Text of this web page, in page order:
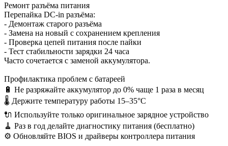
Ремонт разъёма питания
Перепайка DC-in разъёма:
- Демонтаж старого разъёма
- Замена на новый с сохранением крепления
- Проверка цепей питания после пайки
- Тест стабильности зарядки 24 часа
Часто сочетается с заменой аккумулятора.
Профилактика проблем с батареей
🔋 Не разряжайте аккумулятор до 0% чаще 1 раза в месяц
🌡️ Держите температуру работы 15–35°C
🔌 Используйте только оригинальное зарядное устройство
🧹 Раз в год делайте диагностику питания (бесплатно)
⚙️ Обновляйте BIOS и драйверы контроллера питания